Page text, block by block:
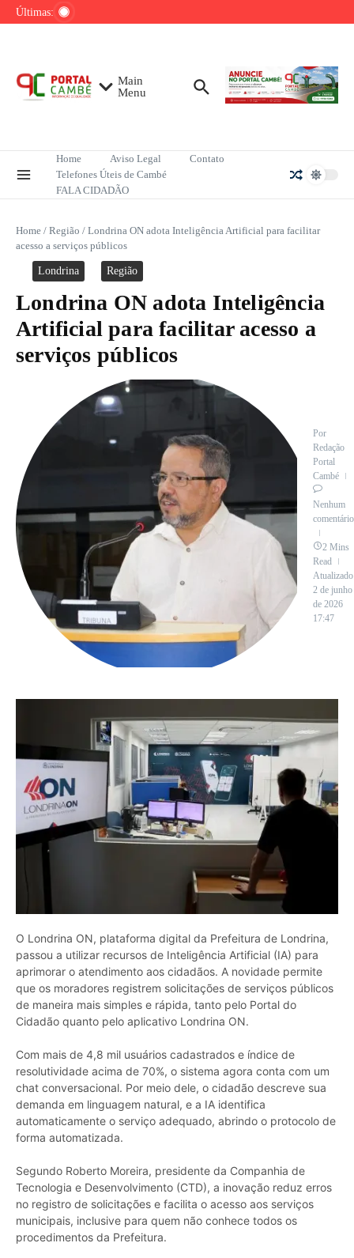
Ir para o conteúdo
Últimas:
Mega-Sena sorteia R$ 165 milhões neste
sobre redução do desmatamento na Amazônia
Main
Menu
Home Aviso Legal
Contato
Telefones Úteis de Cambé
FALA CIDADÃO
Home / Região / Londrina ON adota Inteligência Artificial para facilitar
acesso a serviços públicos
Londrina Região
Londrina ON adota Inteligência
Artificial para facilitar acesso a
serviços públicos
Por
Redação
Portal
Cambé
Nenhum
comentário
2 Mins
Read
2 de junho
de 2026
17:47
O Londrina ON, plataforma digital da Prefeitura de Londrina,
passou a utilizar recursos de Inteligência Artificial (IA) para
aprimorar o atendimento aos cidadãos. A novidade permite
que os moradores registrem solicitações de serviços públicos
de maneira mais simples e rápida, tanto pelo Portal do
Cidadão quanto pelo aplicativo Londrina ON.
Com mais de 4,8 mil usuários cadastrados e índice de
resolutividade acima de 70%, o sistema agora conta com um
chat conversacional. Por meio dele, o cidadão descreve sua
demanda em linguagem natural, e a IA identifica
automaticamente o serviço adequado, abrindo o protocolo de
forma automatizada.
Segundo Roberto Moreira, presidente da Companhia de
Tecnologia e Desenvolvimento (CTD), a inovação reduz erros
no registro de solicitações e facilita o acesso aos serviços
municipais, inclusive para quem não conhece todos os
procedimentos da Prefeitura.